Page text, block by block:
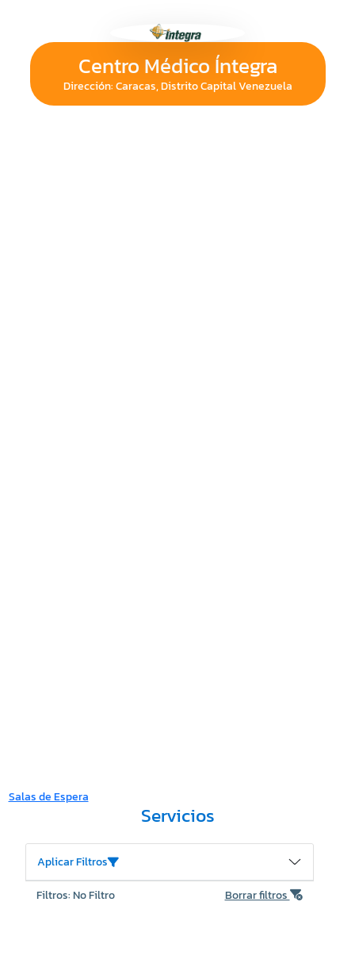
Centro Médico Íntegra
Dirección: Caracas, Distrito Capital Venezuela
Salas de Espera
Servicios
Aplicar Filtros
Filtros: No Filtro Borrar filtros